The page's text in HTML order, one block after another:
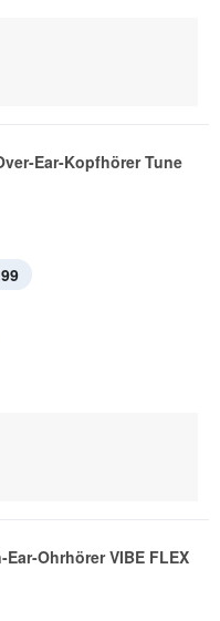
Ear-Kopfhörer Tune
Ohrhörer VIBE FLEX